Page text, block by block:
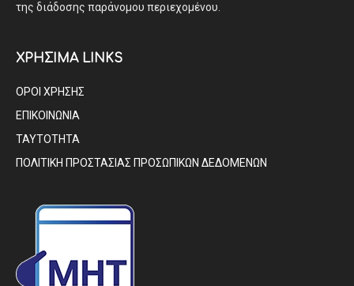
της διάδοσης παράνομου περιεχομένου.
ΧΡΗΣΙΜΑ LINKS
ΟΡΟΙ ΧΡΗΣΗΣ
ΕΠΙΚΟΙΝΩΝΙΑ
ΤΑΥΤΟΤΗΤΑ
ΠΟΛΙΤΙΚΗ ΠΡΟΣΤΑΣΙΑΣ ΠΡΟΣΩΠΙΚΩΝ ΔΕΔΟΜΕΝΩΝ